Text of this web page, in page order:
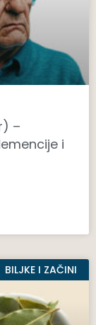
–
i
BILJKE I ZAČINI